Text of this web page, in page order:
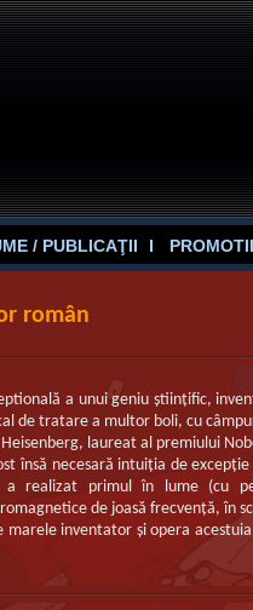
/ PUBLICAŢII
român
a unui geniu ştiinţific,
de tratare a multor boli, cu
laureat al premiului
însă necesară intuiţia de
a realizat primul în lume (cu
de joasă frecvenţă, în
inventator şi opera